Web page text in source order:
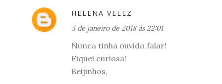
HELENA VELEZ
5 de janeiro de 2018 às 22:01
Nunca tinha ouvido falar!
Fiquei curiosa!
Beijinhos,